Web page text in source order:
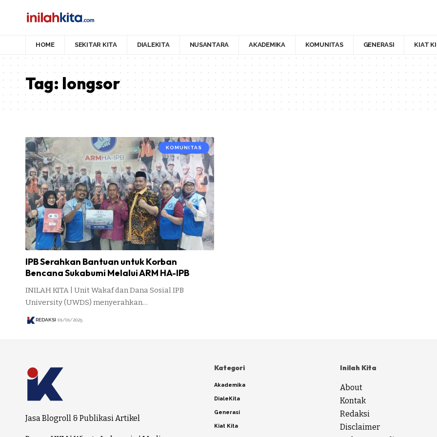
HOME SEKITAR KITA DIALEKITA NUSANTARA AKADEMIKA KOMUNITAS GENERASI KIAT
Tag:longsor
KOMUNITAS
IPB Serahkan Bantuan untuk Korban
Bencana Sukabumi Melalui ARM HA-IPB
INILAH KITA | Unit Wakaf dan Dana Sosial IPB
University (UWDS) menyerahkan…
REDAKSI 01/01/2025
Jasa Blogroll & Publikasi Artikel
Kategori
Akademika
DialeKita
Generasi
Kiat Kita
Inilah Kita
About
Kontak
Redaksi
Disclaimer